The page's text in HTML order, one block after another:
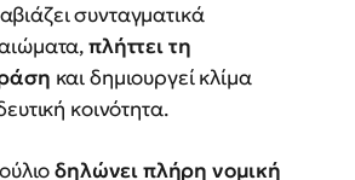
συνταγματικά
πλήττει τη
και δημιουργεί κλίμα
κοινότητα.
δηλώνει πλήρη νομική